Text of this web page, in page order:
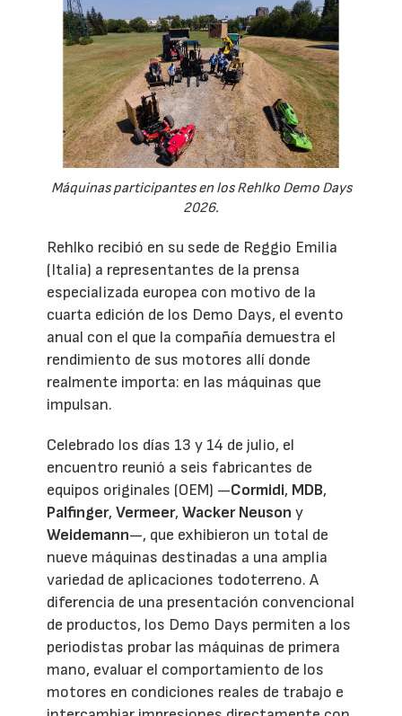
Máquinas participantes en los Rehlko Demo Days
2026.
Rehlko recibió en su sede de Reggio Emilia
(Italia) a representantes de la prensa
especializada europea con motivo de la
cuarta edición de los Demo Days, el evento
anual con el que la compañía demuestra el
rendimiento de sus motores allí donde
realmente importa: en las máquinas que
impulsan.
Celebrado los días 13 y 14 de julio, el
encuentro reunió a seis fabricantes de
equipos originales (OEM) —Cormidi, MDB,
Palfinger,Vermeer,Wacker Neuson y
Weidemann—, que exhibieron un total de
nueve máquinas destinadas a una amplia
variedad de aplicaciones todoterreno. A
diferencia de una presentación convencional
de productos, los Demo Days permiten a los
periodistas probar las máquinas de primera
mano, evaluar el comportamiento de los
motores en condiciones reales de trabajo e